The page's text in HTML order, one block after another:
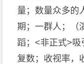
量；数量众多的
期；一群人；（
蹈；<非正式>吸
复数；收视率，